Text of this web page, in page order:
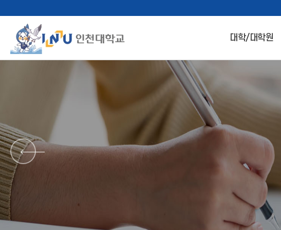
대학/대학원